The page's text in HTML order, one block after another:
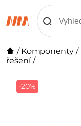
/ Komponenty /
řešení/
-20%